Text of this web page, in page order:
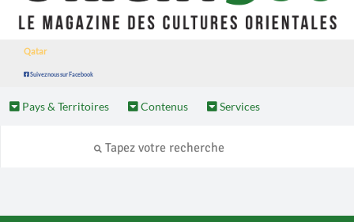
Qatar
Suivez nous sur Facebook
Pays & Territoires Contenus Services